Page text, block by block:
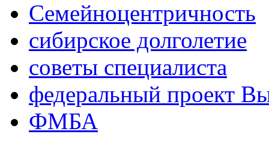
Семейноцентричность
сибирское долголетие
советы специалиста
федеральный проект
ФМБА